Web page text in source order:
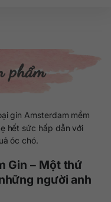
phẩm
gin Amsterdam mềm
hết sức hấp dẫn với
óc chó.
Gin – Một thứ
người anh